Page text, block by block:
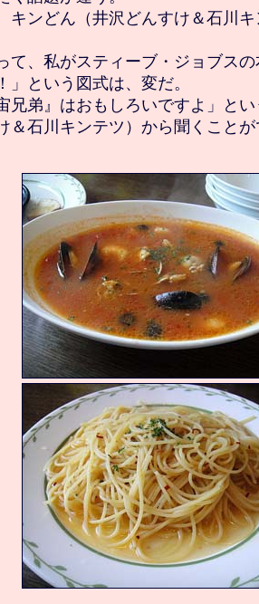
ンどん（井沢どんすけ＆石川
、私がスティーブ・ジョブス
」という図式は、変だ。
弟』はおもしろいですよ」と